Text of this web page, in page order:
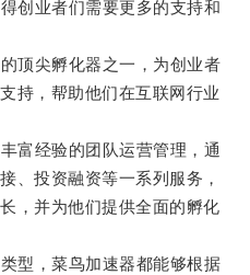
业者们需要更多的支持和
尖孵化器之一，为创业者
持，帮助他们在互联网行业
经验的团队运营管理，通
、投资融资等一系列服务，
，并为他们提供全面的孵化
，菜鸟加速器都能够根据